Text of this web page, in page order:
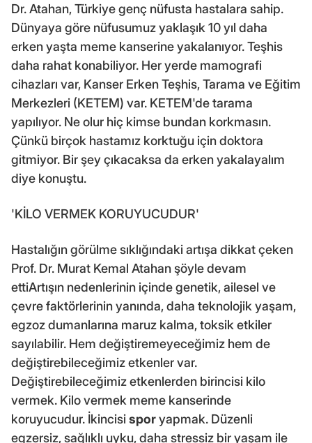
Dr. Atahan, Türkiye genç nüfusta hastalara sahip.
Dünyaya göre nüfusumuz yaklaşık 10 yıl daha
erken yaşta meme kanserine yakalanıyor. Teşhis
daha rahat konabiliyor. Her yerde mamografi
cihazları var, Kanser Erken Teşhis, Tarama ve Eğitim
Merkezleri (KETEM) var. KETEM'de tarama
yapılıyor. Ne olur hiç kimse bundan korkmasın.
Çünkü birçok hastamız korktuğu için doktora
gitmiyor. Bir şey çıkacaksa da erken yakalayalım
diye konuştu.
'KİLO VERMEK KORUYUCUDUR'
Hastalığın görülme sıklığındaki artışa dikkat çeken
Prof. Dr. Murat Kemal Atahan şöyle devam
ettiArtışın nedenlerinin içinde genetik, ailesel ve
çevre faktörlerinin yanında, daha teknolojik yaşam,
egzoz dumanlarına maruz kalma, toksik etkiler
sayılabilir. Hem değiştiremeyeceğimiz hem de
değiştirebileceğimiz etkenler var.
Değiştirebileceğimiz etkenlerden birincisi kilo
vermek. Kilo vermek meme kanserinde
koruyucudur. İkincisisporyapmak. Düzenli
egzersiz, sağlıklı uyku, daha stressiz bir yaşam ile